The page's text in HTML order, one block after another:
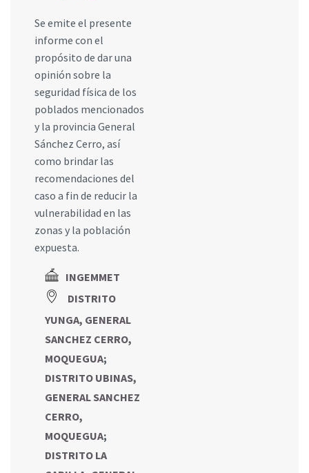
Se emite el presente
informe con el
propósito de dar una
opinión sobre la
seguridad física de los
poblados mencionados
y la provincia General
Sánchez Cerro, así
como brindar las
recomendaciones del
caso a fin de reducir la
vulnerabilidad en las
zonas y la población
expuesta.
INGEMMET
DISTRITO
YUNGA, GENERAL
SANCHEZ CERRO,
MOQUEGUA;
DISTRITO UBINAS,
GENERAL SANCHEZ
CERRO,
MOQUEGUA;
DISTRITO LA